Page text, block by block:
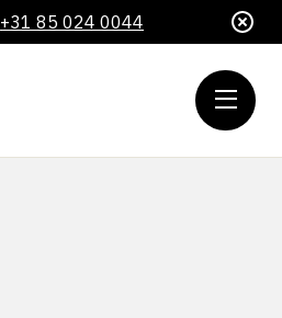
+31 85 024 0044